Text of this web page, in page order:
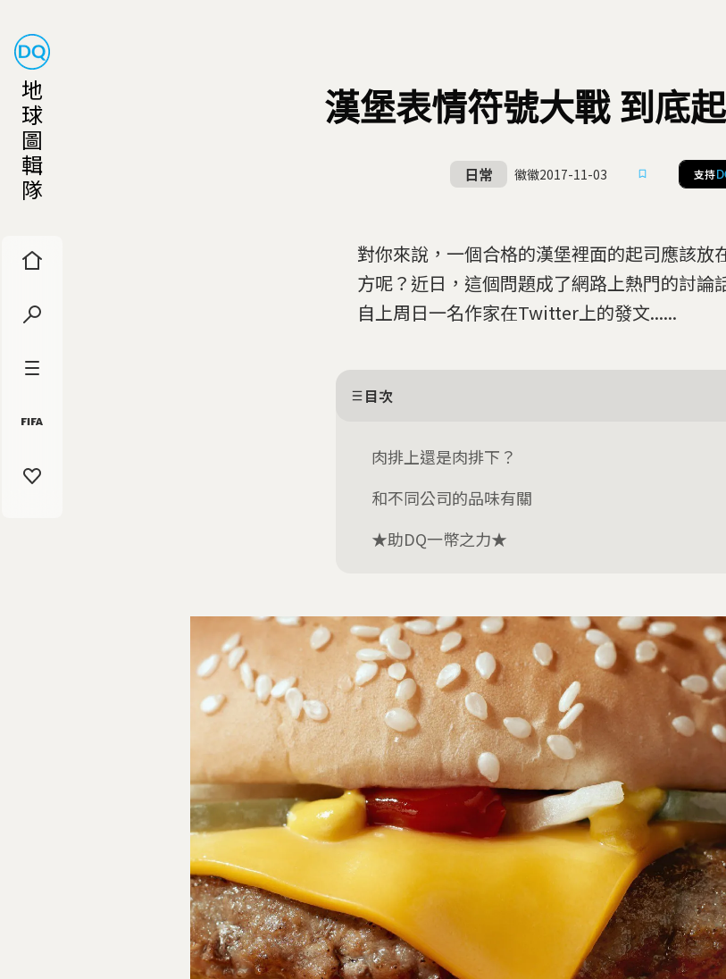
地
球
圖
輯
隊
漢堡表情符號大戰 到底
日常 徽徽2017-11-03 支持
對你來說，一個合格的漢堡裡面的起司應該放
方呢？近日，這個問題成了網路上熱門的討論
自上周日一名作家在Twitter上的發文......
目次
肉排上還是肉排下？
和不同公司的品味有關
★助DQ一幣之力★